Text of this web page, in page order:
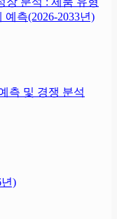
측(2026-2033년)
측 및 경쟁 분석
)